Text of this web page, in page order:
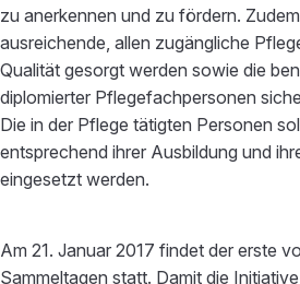
zu anerkennen und zu fördern.
ausreichende, allen zugängliche
Qualität gesorgt werden sowie die
diplomierter Pflegefachpersonen
Die in der Pflege tätigten Personen
entsprechend ihrer Ausbildung und
eingesetzt werden.
Am 21. Januar 2017 findet der erste
Sammeltagen statt. Damit die